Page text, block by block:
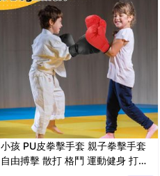
小孩 PU皮拳擊手套 親子拳擊手套
自由搏擊 散打 格鬥 運動健身 打沙